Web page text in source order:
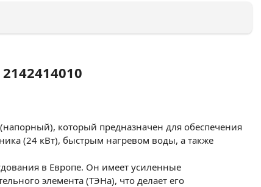
который предназначен для обеспечения
(24 кВт), быстрым нагревом воды, а также
в Европе. Он имеет усиленные
элемента (ТЭНа), что делает его